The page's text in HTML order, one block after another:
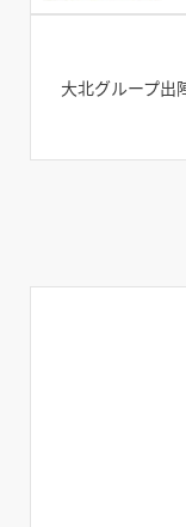
大北グループ出